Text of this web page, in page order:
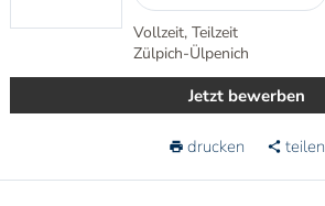
Vollzeit, Teilzeit
Zülpich-Ülpenich
Jetzt bewerben
drucken teilen